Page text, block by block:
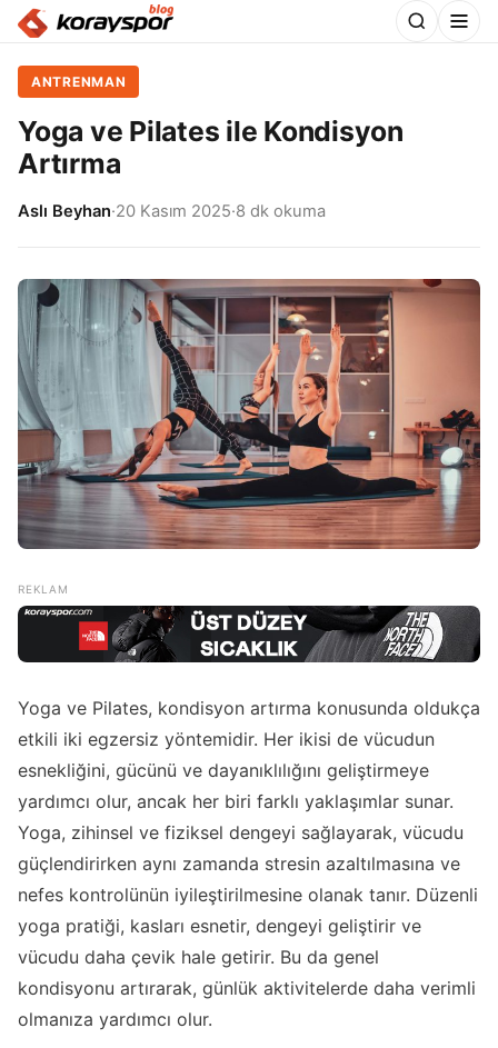
ANTRENMAN
Yoga ve Pilates ile Kondisyon
Artırma
Aslı Beyhan·20 Kasım 2025·8 dk okuma
Yoga ve Pilates, kondisyon artırma konusunda oldukça
etkili iki egzersiz yöntemidir. Her ikisi de vücudun
esnekliğini, gücünü ve dayanıklılığını geliştirmeye
yardımcı olur, ancak her biri farklı yaklaşımlar sunar.
Yoga, zihinsel ve fiziksel dengeyi sağlayarak, vücudu
güçlendirirken aynı zamanda stresin azaltılmasına ve
nefes kontrolünün iyileştirilmesine olanak tanır. Düzenli
yoga pratiği, kasları esnetir, dengeyi geliştirir ve
vücudu daha çevik hale getirir. Bu da genel
kondisyonu artırarak, günlük aktivitelerde daha verimli
olmanıza yardımcı olur.